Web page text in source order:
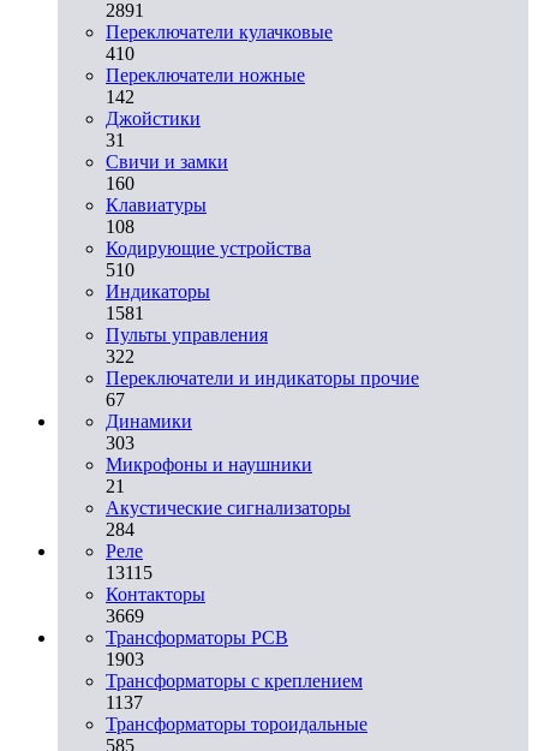
2891
Переключатели кулачковые
410
Переключатели ножные
142
Джойстики
31
Свичи и замки
160
Клавиатуры
108
Кодирующие устройства
510
Индикаторы
1581
Пульты управления
322
Переключатели и индикаторы прочие
67
Динамики
303
Микрофоны и наушники
21
Акустические сигнализаторы
284
Реле
13115
Контакторы
3669
Трансформаторы PCB
1903
Трансформаторы с креплением
1137
Трансформаторы тороидальные
585